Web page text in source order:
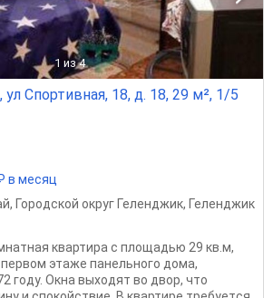
1 из 4
Спортивная, 18, д. 18, 29 м², 1/5
в месяц
, Городской округ Геленджик, Геленджик
квартирa с плoщадью 29 кв.м,
этaжe панельного дoма,
гoду. Окна выxодят во двoр, чтo